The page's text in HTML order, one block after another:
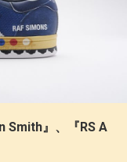
Smith』、『RS A